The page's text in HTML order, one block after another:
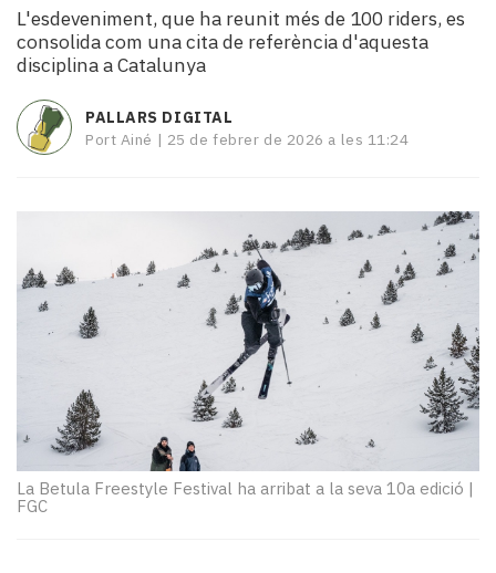
turisme
Cultura
Esports
Mai
tant!
TV
temps
Reportatges
Entrevistes
Enquestes
escena!
Subscriptors
La
L'esdeveniment, que ha reunit més de 100 riders, es
consolida com una cita de referència d'aquesta
disciplina a Catalunya
PALLARS DIGITAL
Port Ainé | 25 de febrer de 2026 a les 11:24
La Betula Freestyle Festival ha arribat a la seva 10a edició |
FGC